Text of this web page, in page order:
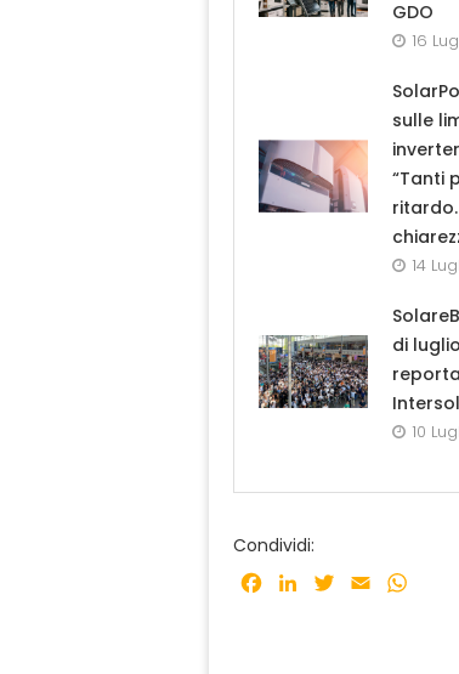
GDO
16
sulle
“Tanti
14
di
10
Condividi:
Facebook
LinkedInTwitter
Email